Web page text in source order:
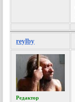
reylby
Редактор